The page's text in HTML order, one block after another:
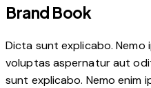
Brand Book
Dicta sunt explicabo.
voluptas aspernatur aut
sunt explicabo. Nemo enim